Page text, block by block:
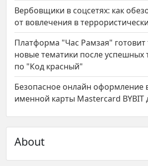
Вербовщики в соцсетях: как
от вовлечения в
Платформа "Час Рамзая" готовит
новые тематики после успешных
по "Код красный"
Безопасное онлайн оформление
именной карты Mastercard BYBIT
About